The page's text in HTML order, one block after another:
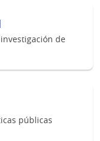
de
públicas